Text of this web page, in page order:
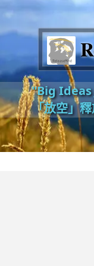
"Big
「放空」